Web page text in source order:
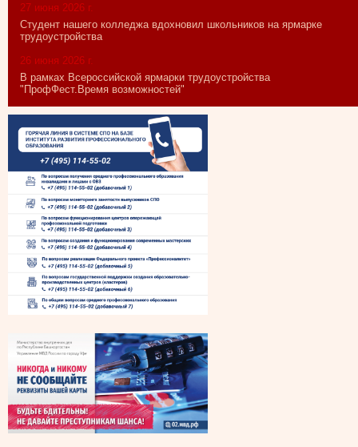
27 июня 2026 г.
Студент нашего колледжа вдохновил школьников на ярмарке
трудоустройства
26 июня 2026 г.
В рамках Всероссийской ярмарки трудоустройства
"ПрофФест.Время возможностей"